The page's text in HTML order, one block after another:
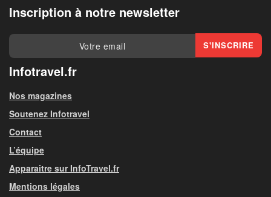
Inscription à notre newsletter
Infotravel.fr
Nos magazines
Soutenez Infotravel
Contact
L’équipe
Apparaitre sur InfoTravel.fr
Mentions légales